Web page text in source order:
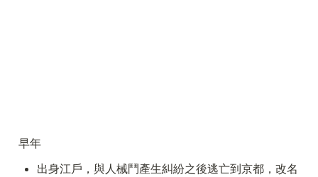
早年
出身江戶，與人械鬥產生糾紛之後逃亡到京都，改名